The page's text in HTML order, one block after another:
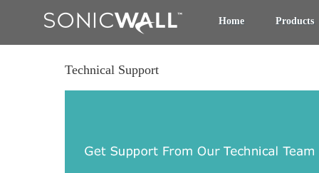
Home Products
Technical Support